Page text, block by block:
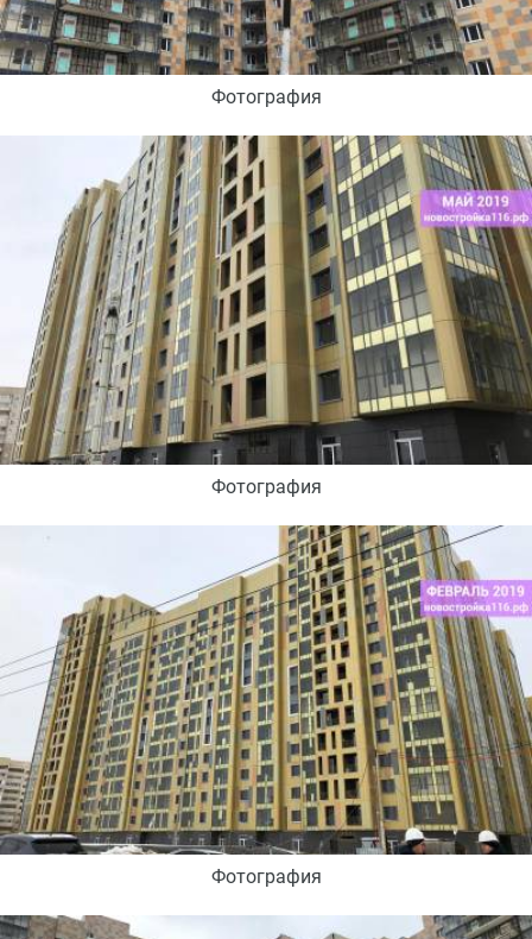
Фотография
Фотография
Фотография